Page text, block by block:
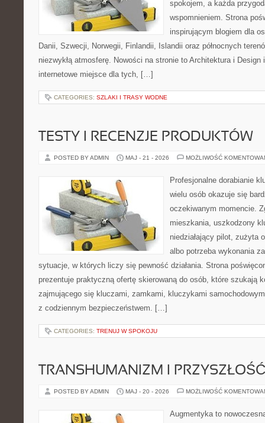
spokojem, a każda
wspomnieniem. Strona
inspirującym blogiem dla
Danii, Szwecji, Norwegii, Finlandii, Islandii oraz północnych
niezwykłą atmosferę. Nowości na stronie to Architektura i Design
internetowe miejsce dla tych, […]
CATEGORIES: SZLAKI I TRASY WODNE
TESTY I RECENZJE PRODUKTÓW
POSTED BY ADMIN MAJ - 21 - 2026 MOŻLIWOŚĆ
Profesjonalne dorabianie
wielu osób okazuje się
oczekiwanym momencie.
mieszkania, uszkodzony
niedziałający pilot, zużyta
albo potrzeba wykonania
sytuacje, w których liczy się pewność działania. Strona
prezentuje praktyczną ofertę skierowaną do osób, które szukają
zajmującego się kluczami, zamkami, kluczykami
z codziennym bezpieczeństwem. […]
CATEGORIES: TRENUJ W SPOKOJU
TRANSHUMANIZM I
POSTED BY ADMIN MAJ - 20 - 2026 MOŻLIWOŚĆ
Augmentyka to